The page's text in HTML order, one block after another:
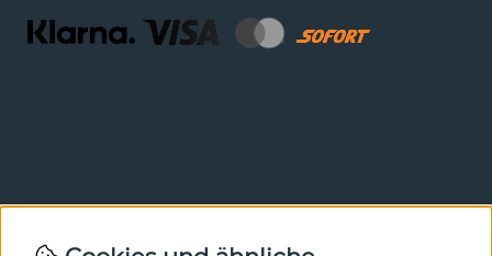
Newsletter